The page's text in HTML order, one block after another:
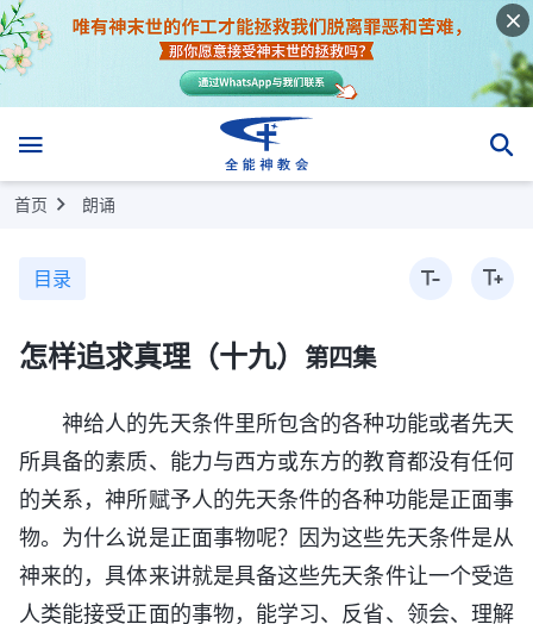
首页 朗诵
目录
怎样追求真理（十九） 第四集
神给人的先天条件里所包含的各种功能或者先天
所具备的素质、能力与西方或东方的教育都没有任何
的关系，神所赋予人的先天条件的各种功能是正面事
物。为什么说是正面事物呢？因为这些先天条件是从
神来的，具体来讲就是具备这些先天条件让一个受造
人类能接受正面的事物，能学习、反省、领会、理解